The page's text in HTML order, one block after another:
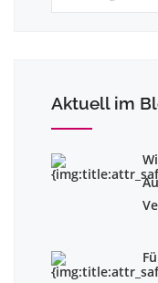
Aktuell im